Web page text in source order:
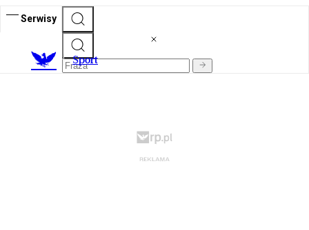
Serwisy
Sport